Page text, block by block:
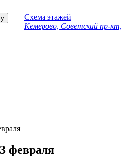
Схема этажей
Кемерово, Советский пр-кт,
февраля